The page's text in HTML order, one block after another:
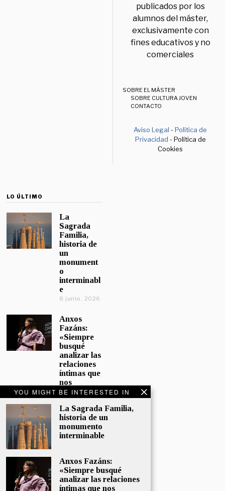
YOU MIGHT BE INTERESTED IN
La Sagrada Familia,
historia de un
monumento
interminable
Anxos Fazáns:
«Siempre busqué
analizar las relaciones
íntimas que nos
publicados por los
alumnos del máster,
exclusivamente con
fines educativos y no
comerciales
SOBRE EL MÁSTER
SOBRE CULTURA JOVEN
CONTACTO
Aviso Legal -Política de
Privacidad - Política de
Cookies
LO ÚLTIMO
La
Sagrada
Familia,
historia de
un
monument
o
interminabl
e
8 junio, 2026
Anxos
Fazáns:
«Siempre
busqué
analizar las
relaciones
íntimas que
nos
afectan»
5 junio, 2026
El hijo de la
cómica, el
homenaje
Sacristán a
Fernán
Gómez
28 mayo,